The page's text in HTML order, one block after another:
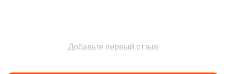
Добавьте первый отзыв